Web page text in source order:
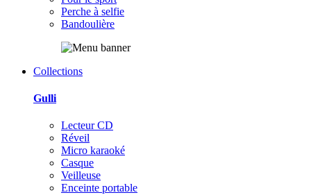
Perche à selfie
Bandoulière
Collections
Gulli
Lecteur CD
Réveil
Micro karaoké
Casque
Veilleuse
Enceinte portable